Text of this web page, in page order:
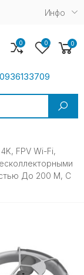
Инфо
0 0 0
FPV Wi-Fi,
До 200 М, С